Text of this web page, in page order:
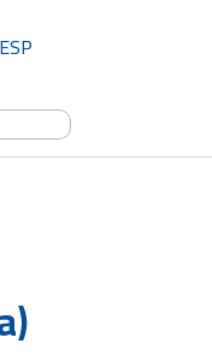
ESP